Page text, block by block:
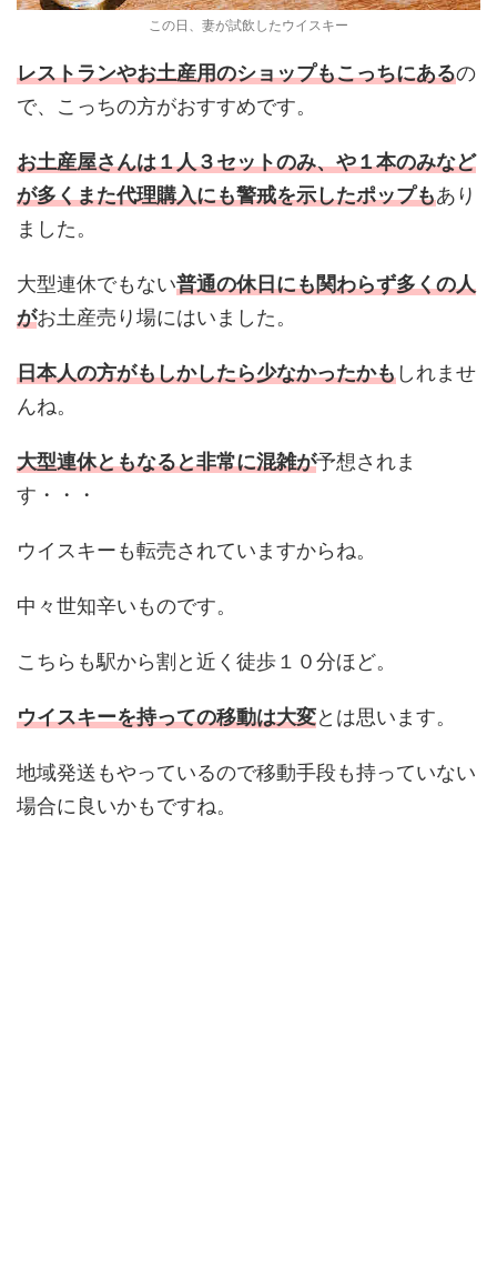
この日、妻が試飲したウイスキー
レストランやお土産用のショップもこっちにあるの
で、こっちの方がおすすめです。
お土産屋さんは１人３セットのみ、や１本のみなど
が多くまた代理購入にも警戒を示したポップもあり
ました。
大型連休でもない普通の休日にも関わらず多くの人
がお土産売り場にはいました。
日本人の方がもしかしたら少なかったかもしれませ
んね。
大型連休ともなると非常に混雑が予想されま
す・・・
ウイスキーも転売されていますからね。
中々世知辛いものです。
こちらも駅から割と近く徒歩１０分ほど。
ウイスキーを持っての移動は大変とは思います。
地域発送もやっているので移動手段も持っていない
場合に良いかもですね。